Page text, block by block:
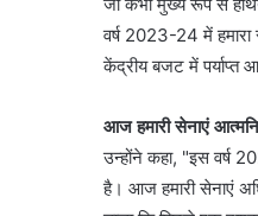
वर्ष 2023-24 में हमारा
केंद्रीय बजट में पर्याप्त
आज हमारी सेनाएं
उन्होंने कहा, "इस वर्ष
है। आज हमारी सेनाएं